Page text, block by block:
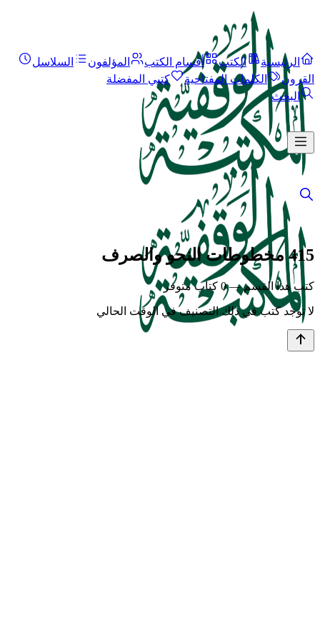
الرئيسية الكتب أقسام الكتب المؤلفون
السلاسل
القرون
الكلمات المفتاحية
كتبي المفضلة
البحث
415 مخطوطات النحو والصرف
كتب هذا القسم — 0 كتاب متوفر
لا توجد كتب في ذلك التصنيف في الوقت الحالي